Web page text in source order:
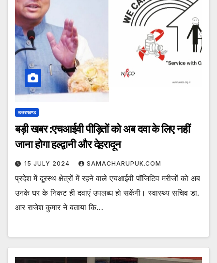
उत्तराखण्ड
बड़ी खबर :एचआईवी पीड़ितों को अब दवा के लिए नहीं
जाना होगा हल्द्वानी और देहरादून
15 JULY 2024 SAMACHARUPUK.COM
प्रदेश में दूरस्थ क्षेत्रों में रहने वाले एचआईवी पॉजिटिव मरीजों को अब
उनके घर के निकट ही दवाएं उपलब्ध हो सकेंगी। स्वास्थ्य सचिव डा.
आर राजेश कुमार ने बताया कि…